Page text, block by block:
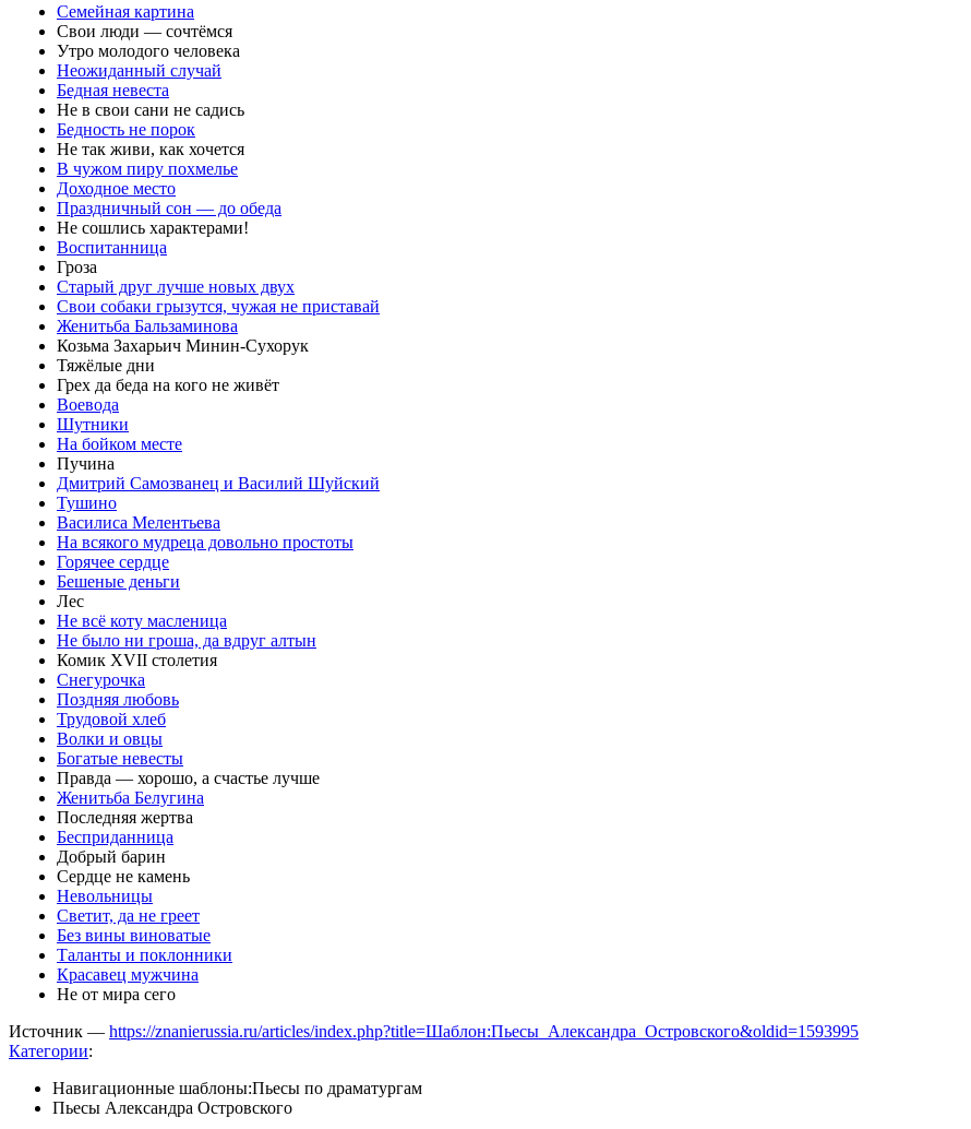
Семейная картина
Свои люди — сочтёмся
Утро молодого человека
Неожиданный случай
Бедная невеста
Не в свои сани не садись
Бедность не порок
Не так живи, как хочется
В чужом пиру похмелье
Доходное место
Праздничный сон — до обеда
Не сошлись характерами!
Воспитанница
Гроза
Старый друг лучше новых двух
Свои собаки грызутся, чужая не приставай
Женитьба Бальзаминова
Козьма Захарьич Минин-Сухорук
Тяжёлые дни
Грех да беда на кого не живёт
Воевода
Шутники
На бойком месте
Пучина
Дмитрий Самозванец и Василий Шуйский
Тушино
Василиса Мелентьева
На всякого мудреца довольно простоты
Горячее сердце
Бешеные деньги
Лес
Не всё коту масленица
Не было ни гроша, да вдруг алтын
Комик XVII столетия
Снегурочка
Поздняя любовь
Трудовой хлеб
Волки и овцы
Богатые невесты
Правда — хорошо, а счастье лучше
Женитьба Белугина
Последняя жертва
Бесприданница
Добрый барин
Сердце не камень
Невольницы
Светит, да не греет
Без вины виноватые
Таланты и поклонники
Красавец мужчина
Не от мира сего
Источник — https://znanierussia.ru/articles/index.php?title=Шаблон:Пьесы_Александра_Островского&oldid=1593995
Категории:
Навигационные шаблоны:Пьесы по драматургам
Пьесы Александра Островского